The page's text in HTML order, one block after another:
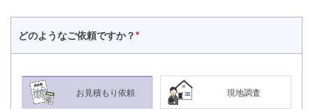
どのようなご依頼ですか？*
お見積もり依頼 現地調査